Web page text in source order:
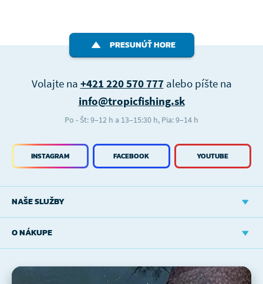
PRESUNÚŤ HORE
NAŠE SLUŽBY
O NÁKUPE
INSTAGRAM FACEBOOK YOUTUBE
Volajte na +421 220 570 777alebo píšte na
info@tropicfishing.sk
Po - Št: 9–12 h a 13–15:30 h, Pia: 9–14 h